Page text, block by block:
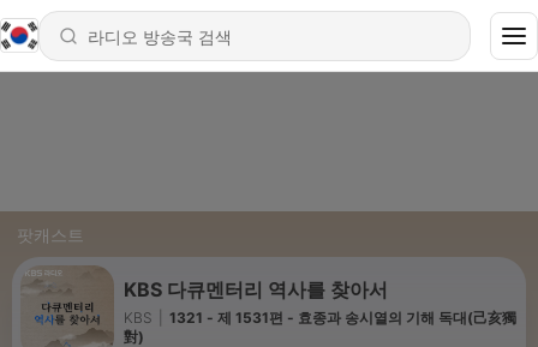
팟캐스트
KBS 다큐멘터리 역사를 찾아서
KBS
1321 - 제 1531편 - 효종과 송시열의 기해 독대(己亥獨
對)